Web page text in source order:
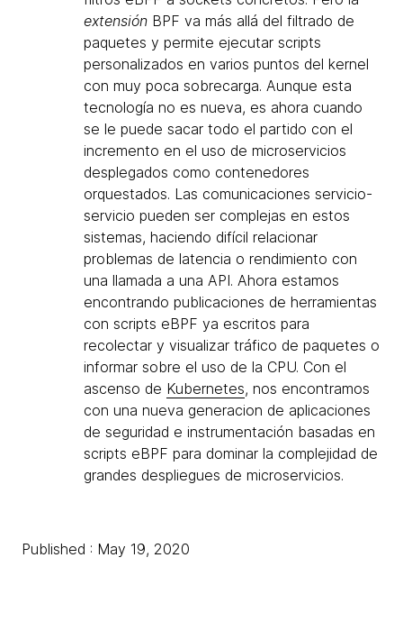
extensión BPF va más allá del filtrado de
paquetes y permite ejecutar scripts
personalizados en varios puntos del kernel
con muy poca sobrecarga. Aunque esta
tecnología no es nueva, es ahora cuando
se le puede sacar todo el partido con el
incremento en el uso de microservicios
desplegados como contenedores
orquestados. Las comunicaciones servicio-
servicio pueden ser complejas en estos
sistemas, haciendo difícil relacionar
problemas de latencia o rendimiento con
una llamada a una API. Ahora estamos
encontrando publicaciones de herramientas
con scripts eBPF ya escritos para
recolectar y visualizar tráfico de paquetes o
informar sobre el uso de la CPU. Con el
ascenso de Kubernetes, nos encontramos
con una nueva generacion de aplicaciones
de seguridad e instrumentación basadas en
scripts eBPF para dominar la complejidad de
grandes despliegues de microservicios.
Published : May 19, 2020